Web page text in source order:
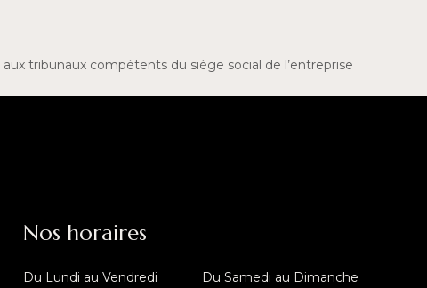
tribunaux compétents du siège social de l’entreprise
Nos horaires
Du Lundi au Vendredi
Du Samedi au Dimanche